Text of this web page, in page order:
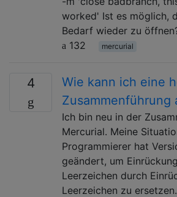
worked' Ist es möglich,
Bedarf wieder zu
132
mercurial
4
Wie kann ich eine
Zusammenführung
Ich bin neu in der
Mercurial. Meine
Programmierer hat
geändert, um
Leerzeichen durch
Leerzeichen zu